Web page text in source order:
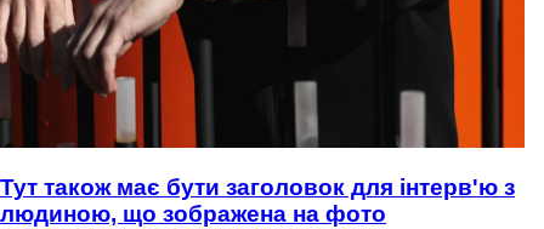
Тут також має бути заголовок для інтерв'ю з
людиною, що зображена на фото